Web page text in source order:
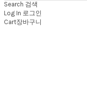
Search 검색
Log In 로그인
Cart장바구니